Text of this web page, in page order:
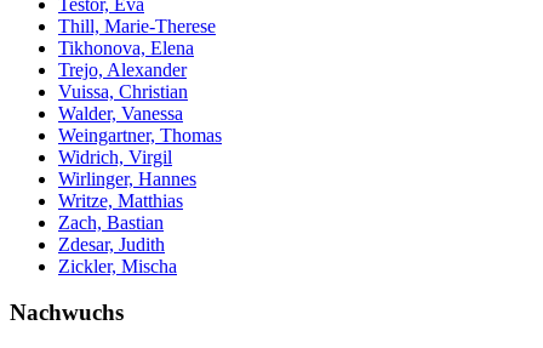
Thill, Marie-Therese
Tikhonova, Elena
Trejo, Alexander
Vuissa, Christian
Walder, Vanessa
Weingartner, Thomas
Widrich, Virgil
Wirlinger, Hannes
Writze, Matthias
Zach, Bastian
Zdesar, Judith
Zickler, Mischa
Nachwuchs